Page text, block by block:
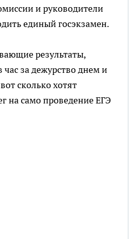
и руководители
единый госэкзамен.
результаты,
час за дежурство днем и
сколько хотят
на само проведение ЕГЭ